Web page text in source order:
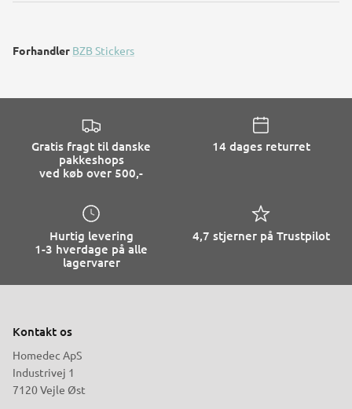
Forhandler BZB Stickers
Gratis fragt til danske
pakkeshops
ved køb over 500,-
14 dages returret
Hurtig levering
1-3 hverdage på alle
lagervarer
4,7 stjerner på Trustpilot
Kontakt os
Homedec ApS
Industrivej 1
7120 Vejle Øst